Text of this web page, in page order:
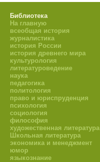
Библиотека
На главную
всеобщая история
журналистика
история России
история древнего мира
культурология
литературоведение
наука
педагогика
политология
право и юриспруденция
психология
социология
философия
художественная литература
Школьная литература
экономика и менеджмент
юмор
языкознание